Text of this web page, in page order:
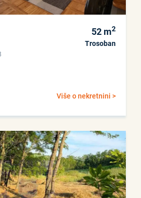
52 m2
Trosoban
Više o nekretnini >